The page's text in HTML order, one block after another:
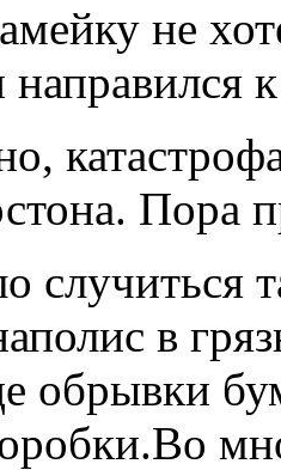
не
направился
Пора
случиться
в
обрывки